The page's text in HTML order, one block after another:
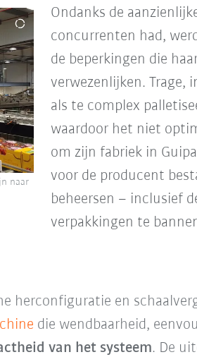
Ondanks de
concurrenten had,
de beperkingen die
verwezenlijken. Trage,
als te complex
waardoor het niet
om zijn fabriek in
voor de producent
beheersen – inclusief
verpakkingen te
naar
herconfiguratie en
die wendbaarheid,
van het systeem. De